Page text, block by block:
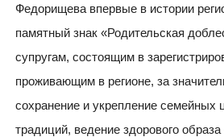
Федорищева впервые в истории
памятный знак «Родительская
супругам, состоящим в
проживающим в регионе, за
сохранение и укрепление семейных
традиций, ведение здорового